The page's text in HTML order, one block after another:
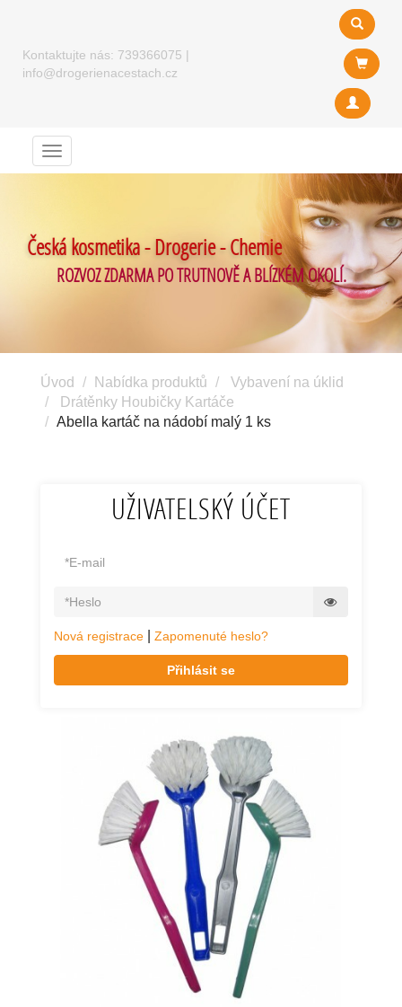
Kontaktujte nás: 739366075 |
info@drogerienacestach.cz
Menu
Česká kosmetika - Drogerie - Chemie
ROZVOZ ZDARMA PO TRUTNOVĚ A BLÍZKÉM OKOLÍ.
Úvod Nabídka produktů
Vybavení na úklid
Drátěnky Houbičky Kartáče
Abella kartáč na nádobí malý 1 ks
UŽIVATELSKÝ ÚČET
Nová registrace Zapomenuté heslo?
Přihlásit se